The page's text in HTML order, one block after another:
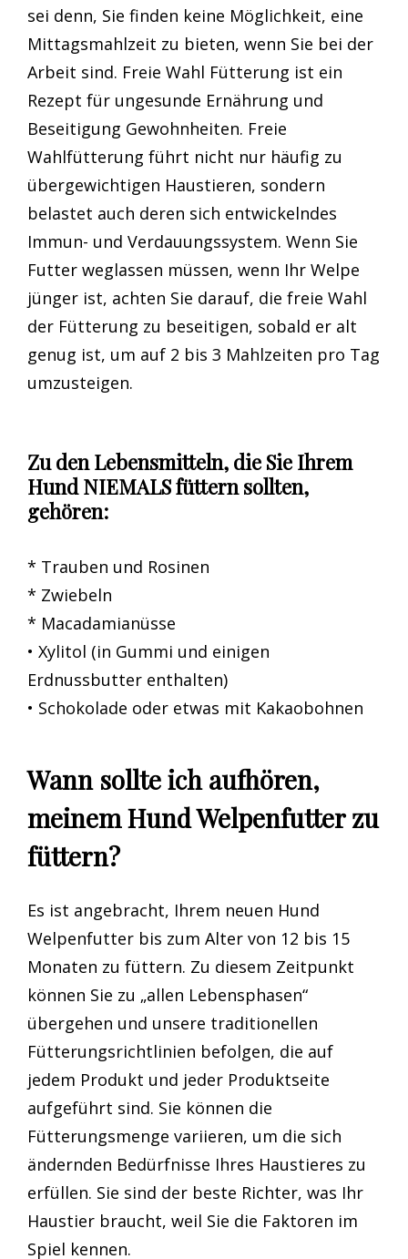
sei denn, Sie finden keine Möglichkeit, eine
Mittagsmahlzeit zu bieten, wenn Sie bei der
Arbeit sind. Freie Wahl Fütterung ist ein
Rezept für ungesunde Ernährung und
Beseitigung Gewohnheiten. Freie
Wahlfütterung führt nicht nur häufig zu
übergewichtigen Haustieren, sondern
belastet auch deren sich entwickelndes
Immun- und Verdauungssystem. Wenn Sie
Futter weglassen müssen, wenn Ihr Welpe
jünger ist, achten Sie darauf, die freie Wahl
der Fütterung zu beseitigen, sobald er alt
genug ist, um auf 2 bis 3 Mahlzeiten pro Tag
umzusteigen.
Zu den Lebensmitteln, die Sie Ihrem
Hund NIEMALS füttern sollten,
gehören:
* Trauben und Rosinen
* Zwiebeln
* Macadamianüsse
• Xylitol (in Gummi und einigen
Erdnussbutter enthalten)
• Schokolade oder etwas mit Kakaobohnen
Wann sollte ich aufhören,
meinem Hund Welpenfutter zu
füttern?
Es ist angebracht, Ihrem neuen Hund
Welpenfutter bis zum Alter von 12 bis 15
Monaten zu füttern. Zu diesem Zeitpunkt
können Sie zu „allen Lebensphasen“
übergehen und unsere traditionellen
Fütterungsrichtlinien befolgen, die auf
jedem Produkt und jeder Produktseite
aufgeführt sind. Sie können die
Fütterungsmenge variieren, um die sich
ändernden Bedürfnisse Ihres Haustieres zu
erfüllen. Sie sind der beste Richter, was Ihr
Haustier braucht, weil Sie die Faktoren im
Spiel kennen.